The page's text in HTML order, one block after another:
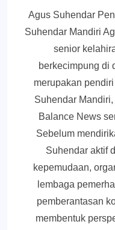
Agus Suhendar
Suhendar Mandiri
senior
berkecimpung di
merupakan
Suhendar
Balance News
Sebelum
Suhendar aktif
kepemudaan,
lembaga
pemberantasan
membentuk